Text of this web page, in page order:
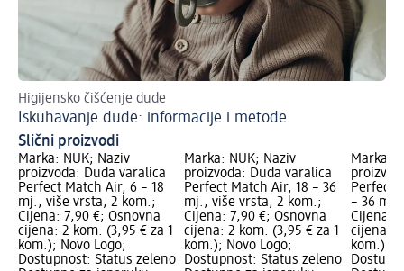
Higijensko čišćenje dude
Iskuhavanje dude: informacije i metode
Slični proizvodi
Marka: NUK; Naziv
proizvoda: Duda varalica
Perfect Match Air, 6 – 18
mj., više vrsta, 2 kom.;
Cijena: 7,90 €; Osnovna
cijena: 2 kom. (3,95 € za 1
kom.); Novo Logo;
Dostupnost: Status zeleno
Marka: NUK; Naziv
proizvoda: Duda varalica
Perfect Match Air, 18 – 36
mj., više vrsta, 2 kom.;
Cijena: 7,90 €; Osnovna
cijena: 2 kom. (3,95 € za 1
kom.); Novo Logo;
Dostupnost: Status zeleno
Marka:
Perfect
– 36
Cijena:
cijena: 2
kom.);